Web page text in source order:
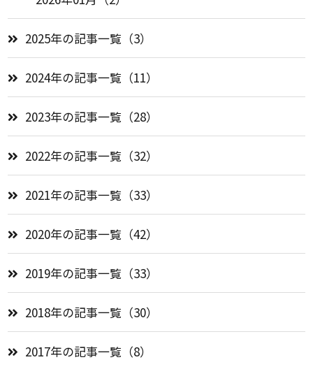
2025年の記事一覧（3）
2024年の記事一覧（11）
2023年の記事一覧（28）
2022年の記事一覧（32）
2021年の記事一覧（33）
2020年の記事一覧（42）
2019年の記事一覧（33）
2018年の記事一覧（30）
2017年の記事一覧（8）